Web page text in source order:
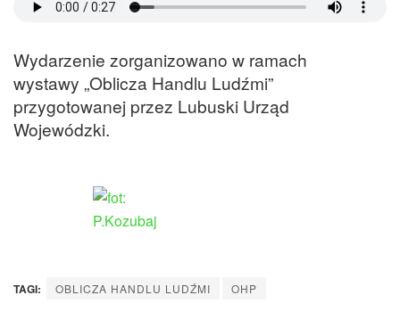
Wydarzenie zorganizowano w ramach
wystawy „Oblicza Handlu Ludźmi”
przygotowanej przez Lubuski Urząd
Wojewódzki.
TAGI: OBLICZA HANDLU LUDŹMI OHP